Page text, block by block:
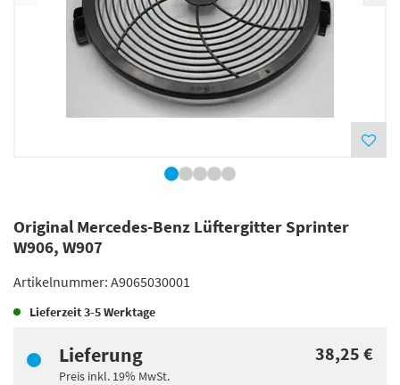
Original Mercedes-Benz Lüftergitter Sprinter
W906, W907
Artikelnummer: A9065030001
Lieferzeit3-5 Werktage
Lieferung
Preis inkl. 19% MwSt.
38,25 €